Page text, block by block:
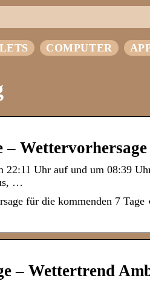
COMPUTER
–
22:11 Uhr auf und um 08:39
…
für die kommenden 7
– Wettertrend